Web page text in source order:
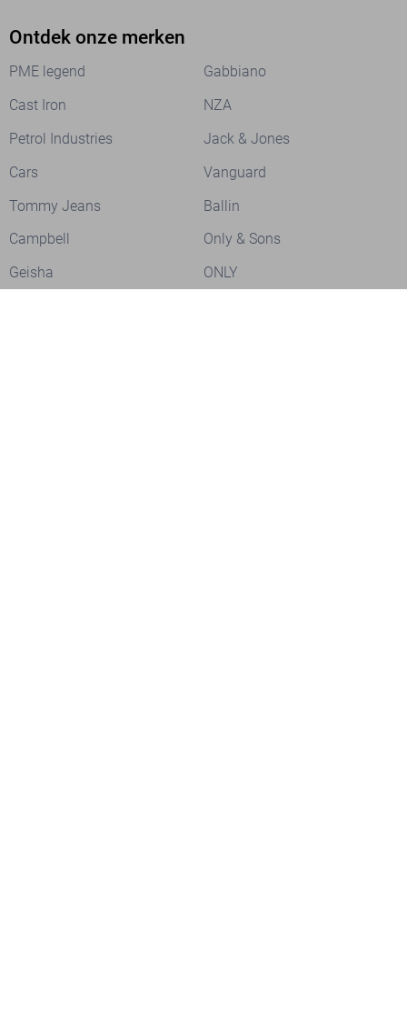
Ontdek onze merken
PME legend
Gabbiano
Cast Iron
NZA
Petrol Industries
Jack & Jones
Cars
Vanguard
Tommy Jeans
Ballin
Campbell
Only & Sons
Geisha
ONLY